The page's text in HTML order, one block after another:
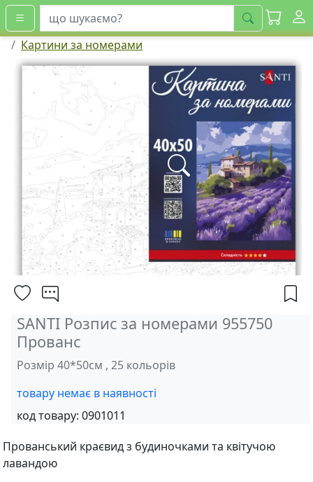
шукати
Картини за номерами
SANTI Розпис за номерами 955750
Прованс
Розмір 40*50см , 25 кольорів
товару немає в наявності
код товару: 0901011
Прованський краєвид з будиночками та квітучою
лавандою